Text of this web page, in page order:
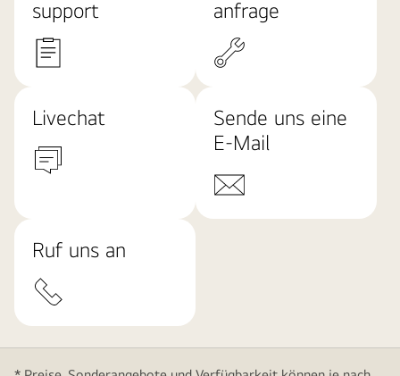
support
anfrage
Livechat
Sende uns eine
E-Mail
Ruf uns an